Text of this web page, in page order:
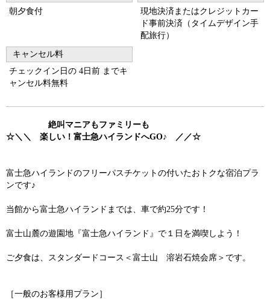
朝夕食付
現地決済またはクレジットカー
ド事前決済（タイムデザイン手
配旅行）
キャンセル料
チェックイン日の 4日前 までキ
ャンセル料無料
絶叫マニアもファミリーも
☆＼＼ 楽しい！富士急ハイランドへGO♪ ／／☆
富士急ハイランドのフリーパスチケットの付いたおトクな宿泊プラ
ンです♪
当館から富士急ハイランドまでは、車で約25分です！
富士山麓の遊園地『富士急ハイランド』で１日を満喫しよう！
ご夕食は、スタンダードコース＜富士山 溶岩石焼会席＞です。
［一般のお客様用プラン］